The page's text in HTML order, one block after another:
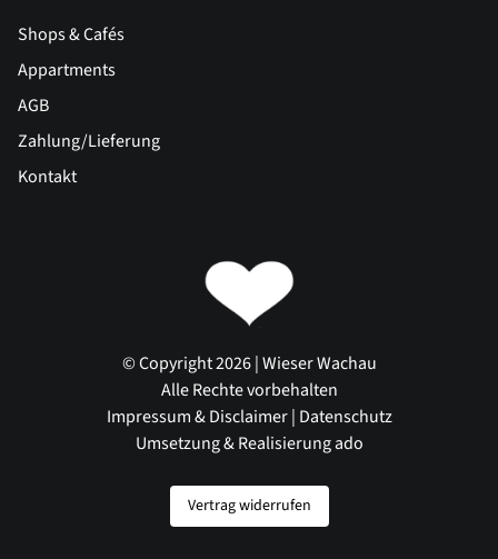
Shops & Cafés
Appartments
AGB
Zahlung/Lieferung
Kontakt
© Copyright 2026 | Wieser Wachau
Alle Rechte vorbehalten
Impressum & Disclaimer| Datenschutz
Umsetzung & Realisierung ado
Vertrag widerrufen